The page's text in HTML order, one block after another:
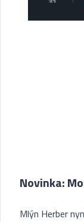
Novinka:
Mlýn Herber